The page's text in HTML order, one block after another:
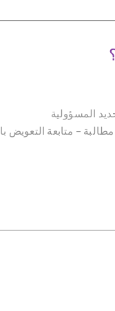
المسؤولية
– متابعة التعويض